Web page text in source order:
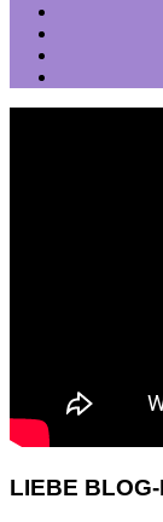
LIEBE